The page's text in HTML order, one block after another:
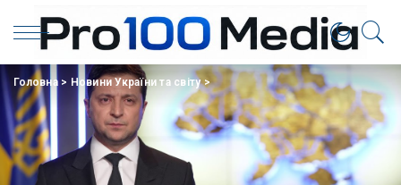
Головна> Новини України та світу>